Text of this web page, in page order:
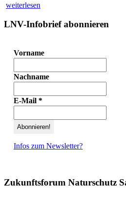
weiterlesen
LNV-Infobrief abonnieren
Vorname
Nachname
E-Mail *
Infos zum Newsletter?
Zukunftsforum Naturschutz